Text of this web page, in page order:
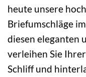
heute unsere
Briefumschläge
diesen eleganten
verleihen Sie
Schliff und